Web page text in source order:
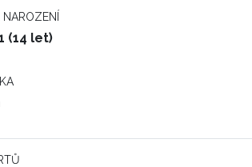
NAROZENÍ
(14 let)